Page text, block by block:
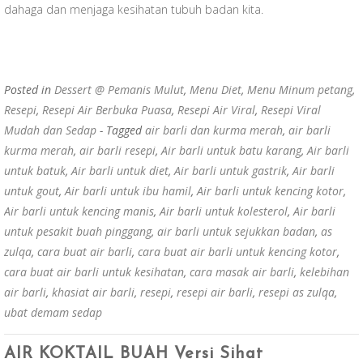
dahaga dan menjaga kesihatan tubuh badan kita.
Posted in Dessert @ Pemanis Mulut, Menu Diet, Menu Minum petang,
Resepi, Resepi Air Berbuka Puasa, Resepi Air Viral, Resepi Viral
Mudah dan Sedap - Taggedair barli dan kurma merah, air barli
kurma merah, air barli resepi,Air barli untuk batu karang,Air barli
untuk batuk,Air barli untuk diet,Air barli untuk gastrik,Air barli
untuk gout,Air barli untuk ibu hamil,Air barli untuk kencing kotor,
Air barli untuk kencing manis,Air barli untuk kolesterol,Air barli
untuk pesakit buah pinggang, air barli untuk sejukkan badan, as
zulqa, cara buat air barli, cara buat air barli untuk kencing kotor,
cara buat air barli untuk kesihatan, cara masak air barli, kelebihan
air barli, khasiat air barli, resepi, resepi air barli, resepi as zulqa,
ubat demam sedap
AIR KOKTAIL BUAH Versi Sihat